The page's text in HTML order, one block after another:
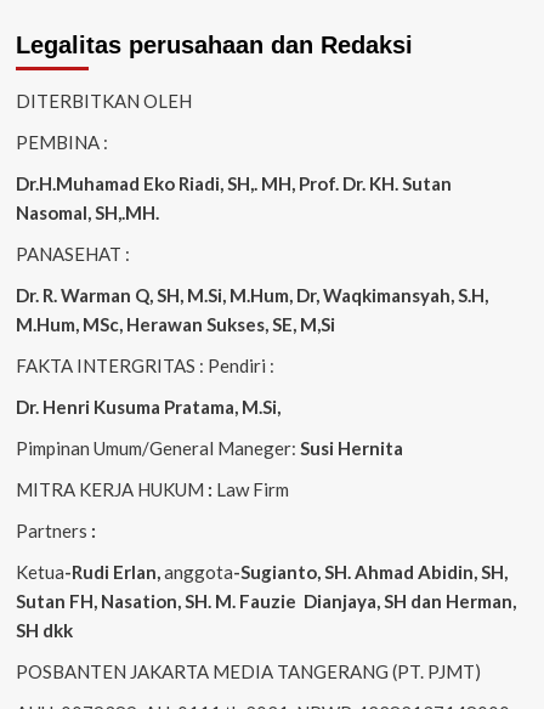
Legalitas perusahaan dan Redaksi
DITERBITKAN OLEH
PEMBINA :
Dr.H.Muhamad Eko Riadi, SH,. MH, Prof. Dr. KH. Sutan
Nasomal, SH,.MH.
PANASEHAT :
Dr. R. Warman Q, SH, M.Si, M.Hum, Dr, Waqkimansyah, S.H,
M.Hum, MSc, Herawan Sukses, SE, M,Si
FAKTA INTERGRITAS : Pendiri :
Dr. Henri Kusuma Pratama, M.Si,
Pimpinan Umum/General Maneger: Susi Hernita
MITRA KERJA HUKUM : Law Firm
Partners :
Ketua-Rudi Erlan,anggota-Sugianto, SH. Ahmad Abidin, SH,
Sutan FH, Nasation, SH. M. Fauzie Dianjaya, SH dan Herman,
SH dkk
POSBANTEN JAKARTA MEDIA TANGERANG (PT. PJMT)